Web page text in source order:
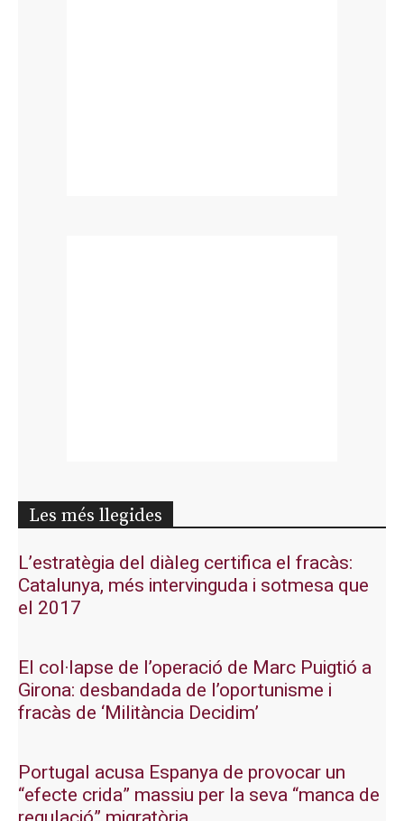
Les més llegides
L’estratègia del diàleg certifica el fracàs:
Catalunya, més intervinguda i sotmesa que
el 2017
El col·lapse de l’operació de Marc Puigtió a
Girona: desbandada de l’oportunisme i
fracàs de ‘Militància Decidim’
Portugal acusa Espanya de provocar un
“efecte crida” massiu per la seva “manca de